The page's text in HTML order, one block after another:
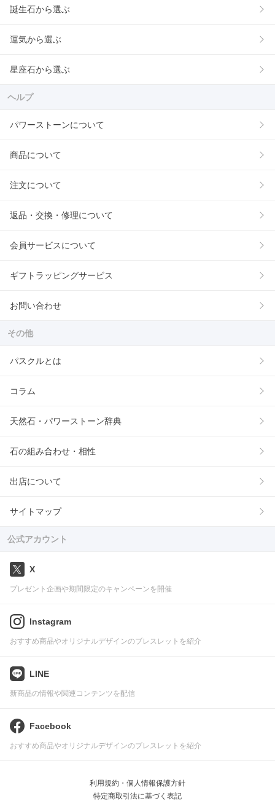
誕生石から選ぶ
運気から選ぶ
星座石から選ぶ
ヘルプ
パワーストーンについて
商品について
注文について
返品・交換・修理について
会員サービスについて
ギフトラッピングサービス
お問い合わせ
その他
パスクルとは
コラム
天然石・パワーストーン辞典
石の組み合わせ・相性
出店について
サイトマップ
公式アカウント
X
プレゼント企画や期間限定のキャンペーンを開催
Instagram
おすすめ商品やオリジナルデザインのブレスレットを紹介
LINE
新商品の情報や関連コンテンツを配信
Facebook
おすすめ商品やオリジナルデザインのブレスレットを紹介
利用規約・個人情報保護方針
特定商取引法に基づく表記